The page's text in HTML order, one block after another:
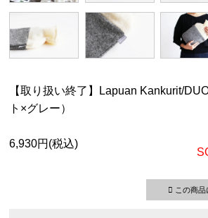
【取り扱い終了】Lapuan Kankurit/
ト×グレー）
6,930円(税込)
この商